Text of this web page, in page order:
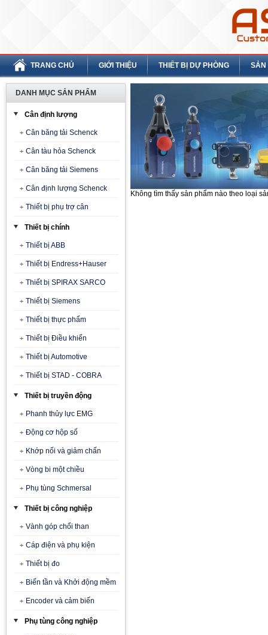
TRANG CHỦ GIỚI THIỆU THIẾT BỊ DỰ PHÒNG SẢN
DANH MỤC SẢN PHẨM
Cân định lượng
Cân băng tải Schenck
Cân tàu hỏa Schenck
Cân băng tải Siemens
Cân định lượng Schenck
Thiết bị phụ trợ cân
Thiết bị chính
Thiết bị ABB
Thiết bị Endress+Hauser
Thiết bị SPIRAX SARCO
Thiết bị Siemens
Thiết bị thực phẩm
Thiết bị Điều khiển
Thiết bị Automotive
Thiết bị STAD - COBRA
Thiết bị truyền động
Phanh thủy lực EMG
Động cơ hộp số
Khớp nối và giảm chấn
Vòng bi một chiều
Phụ tùng Schmersal
Thiết bị công nghiệp
Vành góp chổi than
Cáp điện và phụ kiện
Thiết bị đo
Biến tần và Khởi động mềm
Encoder và cảm biến
Phụ tùng công nghiệp
Không tìm thấy sản phẩm nào theo loại